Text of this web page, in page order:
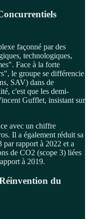
façonné par des
technologiques,
Face à la forte
le groupe se différencie
SAV) dans de
c'est que les demi-
Gufflet, insistant sur
avec un chiffre
Il a également réduit sa
par rapport à 2022 et a
de CO2 (scope 3) liées
à 2019.
du